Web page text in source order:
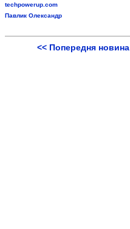
techpowerup.com
Павлик Олександр
<< Попередня новина